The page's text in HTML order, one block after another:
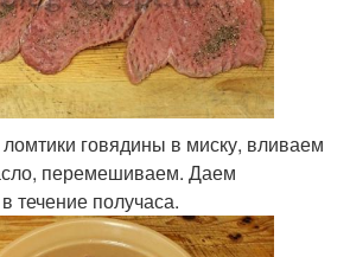
говядины в миску, вливаем
перемешиваем. Даем
течение получаса.